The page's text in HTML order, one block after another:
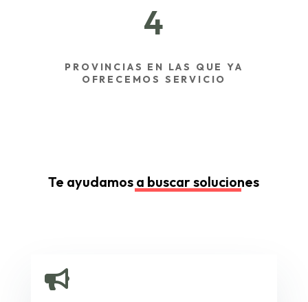
4
PROVINCIAS EN LAS QUE YA
OFRECEMOS SERVICIO
Te ayudamos a buscar soluciones
